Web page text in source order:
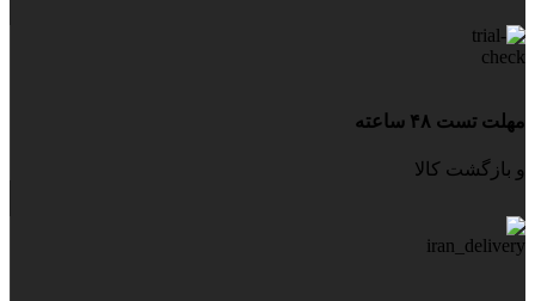
مهلت تست ۴۸ ساعته
و بازگشت کالا